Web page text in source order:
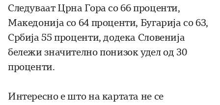
Следуваат Црна Гора со 66 проценти,
Македонија со 64 проценти, Бугарија со 63,
Србија 55 проценти, додека Словенија
бележи значително понизок удел од 30
проценти.
Интересно е што на картата не се